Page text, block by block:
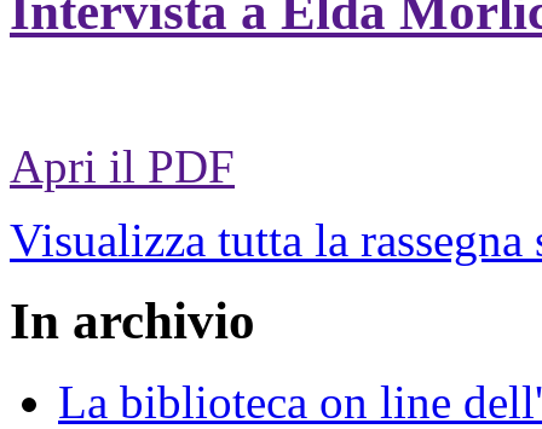
Intervista a Elda
Apri il PDF
Visualizza tutta la rassegna
In archivio
La biblioteca on line